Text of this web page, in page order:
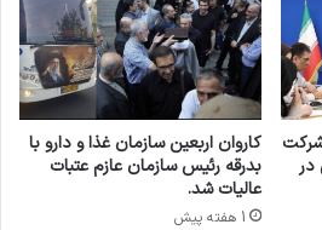
در
کاروان اربعین سازمان غذا و دارو با
بدرقه رئیس سازمان عازم عتبات
عالیات شد.
1 هفته پیش